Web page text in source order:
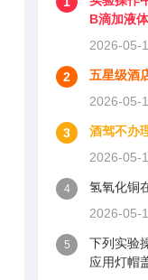
B滴加液
2026-05-
2
五星级酒
2026-05-
3
酒驾不办
2026-05-
4
氢氧化铜
2026-05-
5
下列实验
应用灯帽